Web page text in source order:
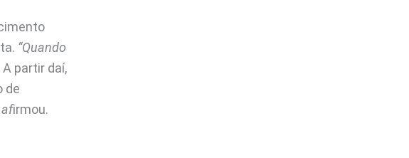
“Quando
partir daí,
de
afirmou.